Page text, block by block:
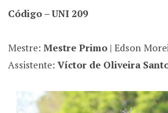
Código – UNI 209
Mestre:Mestre Primo | Edson
Assistente:Víctor de Oliveira